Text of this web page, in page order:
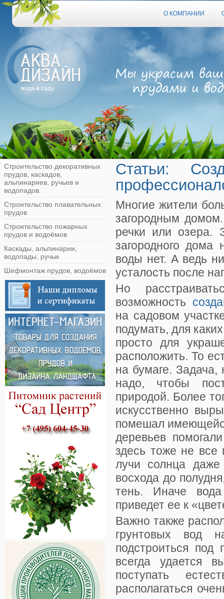
О КОМПАНИИ
Строительство декоративных
прудов, каскадов,
альпинариев, ручьев и
водопадов.
Строительство плавательных
прудов
Строительство пожарных
прудов и водоёмов
Каскады, альпинарии,
водопады, ручьи
Шефмонтаж прудов, водоёмов
Статьи:
Многие жители
загородным
речки или озера.
загородного дома
воды нет. А ведь
усталость после
Но
возможность
на садовом
подумать, для
просто для
расположить. То
на бумаге. Задача,
надо, чтобы
природой. Более
искусственно
помешал
деревьев
здесь тоже не все
лучи солнца
восхода до
тень. Иначе
приведет ее к
Важно также
грунтовых вод
подстроиться
всегда удается
поступать
располагаться